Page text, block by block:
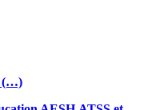
(…)